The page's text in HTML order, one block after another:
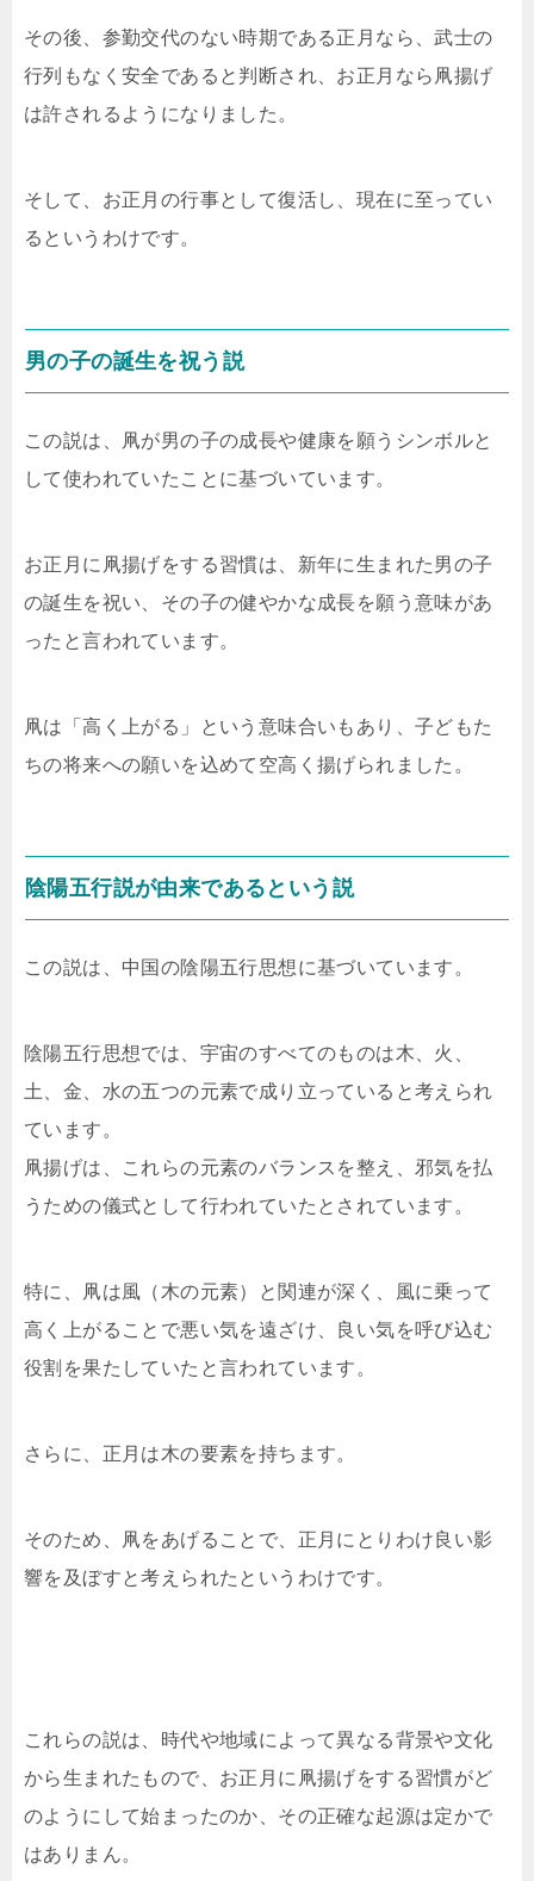
その後、参勤交代のない時期である正月なら、武士の
行列もなく安全であると判断され、お正月なら凧揚げ
は許されるようになりました。
そして、お正月の行事として復活し、現在に至ってい
るというわけです。
男の子の誕生を祝う説
この説は、凧が男の子の成長や健康を願うシンボルと
して使われていたことに基づいています。
お正月に凧揚げをする習慣は、新年に生まれた男の子
の誕生を祝い、その子の健やかな成長を願う意味があ
ったと言われています。
凧は「高く上がる」という意味合いもあり、子どもた
ちの将来への願いを込めて空高く揚げられました。
陰陽五行説が由来であるという説
この説は、中国の陰陽五行思想に基づいています。
陰陽五行思想では、宇宙のすべてのものは木、火、
土、金、水の五つの元素で成り立っていると考えられ
ています。
凧揚げは、これらの元素のバランスを整え、邪気を払
うための儀式として行われていたとされています。
特に、凧は風（木の元素）と関連が深く、風に乗って
高く上がることで悪い気を遠ざけ、良い気を呼び込む
役割を果たしていたと言われています。
さらに、正月は木の要素を持ちます。
そのため、凧をあげることで、正月にとりわけ良い影
響を及ぼすと考えられたというわけです。
これらの説は、時代や地域によって異なる背景や文化
から生まれたもので、お正月に凧揚げをする習慣がど
のようにして始まったのか、その正確な起源は定かで
はありまん。